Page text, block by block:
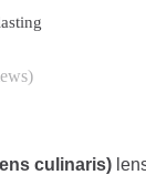
culinaris)